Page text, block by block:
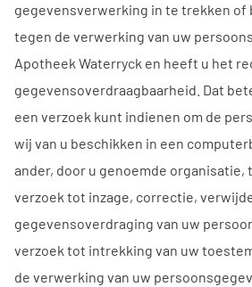
gegevensverwerking in te trekken of
tegen de verwerking van uw
Apotheek Waterryck en heeft u het
gegevensoverdraagbaarheid. Dat
een verzoek kunt indienen om de
wij van u beschikken in een
ander, door u genoemde organisatie,
verzoek tot inzage, correctie,
gegevensoverdraging van uw
verzoek tot intrekking van uw
de verwerking van uw